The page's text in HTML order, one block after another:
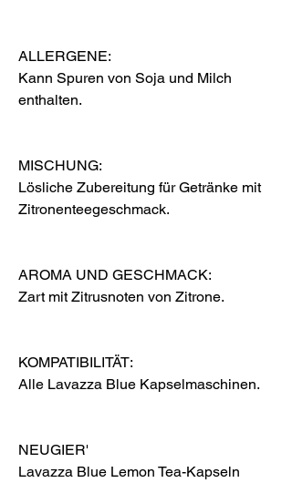
ALLERGENE:
Kann Spuren von Soja und Milch
enthalten.
MISCHUNG:
Lösliche Zubereitung für Getränke mit
Zitronenteegeschmack.
AROMA UND GESCHMACK:
Zart mit Zitrusnoten von Zitrone.
KOMPATIBILITÄT:
Alle Lavazza Blue Kapselmaschinen.
NEUGIER'
Lavazza Blue Lemon Tea-Kapseln